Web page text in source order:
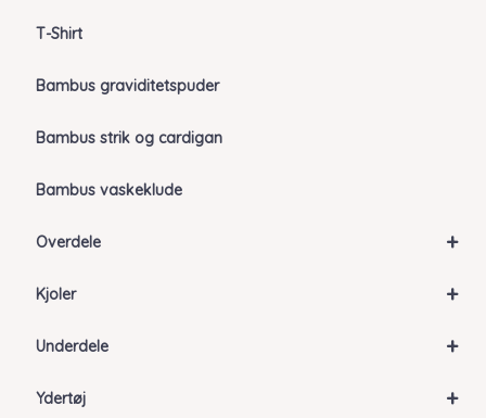
T-Shirt
Bambus graviditetspuder
Bambus strik og cardigan
Bambus vaskeklude
+
Overdele
+
Kjoler
+
Underdele
+
Ydertøj